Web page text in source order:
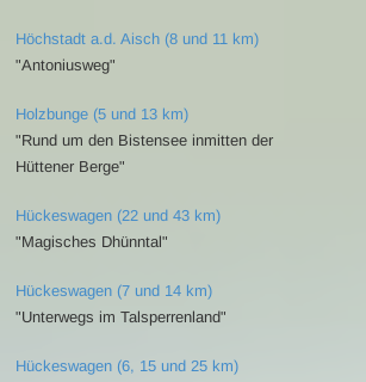
Höchstadt a.d. Aisch (8 und 11 km)
"Antoniusweg"
Holzbunge (5 und 13 km)
"Rund um den Bistensee inmitten der
Hüttener Berge"
Hückeswagen (22 und 43 km)
"Magisches Dhünntal"
Hückeswagen (7 und 14 km)
"Unterwegs im Talsperrenland"
Hückeswagen (6, 15 und 25 km)